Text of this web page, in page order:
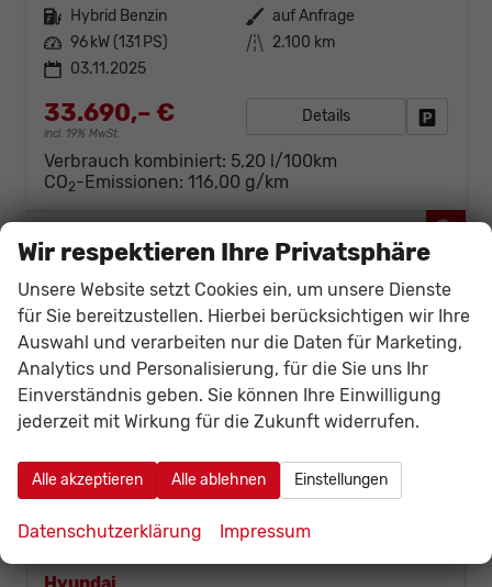
Kraftstoff Hybrid Benzin Außenfarbe auf Anfrage
Leistung 96 kW (131 PS) Kilometerstand 2.100 km
03.11.2025
33.690,– €
incl. 19% MwSt.
Details
Verbrauch kombiniert: 5,20 l/100km
CO2-Emissionen: 116,00 g/km
Fahrzeugnr.
Audi
Citroën
Cupra
Dacia
Fiat
Ford
Honda
Wir respektieren Ihre Privatsphäre
Unsere Website setzt Cookies ein, um unsere Dienste
für Sie bereitzustellen. Hierbei berücksichtigen wir Ihre
Auswahl und verarbeiten nur die Daten für Marketing,
Analytics und Personalisierung, für die Sie uns Ihr
Einverständnis geben. Sie können Ihre Einwilligung
jederzeit mit Wirkung für die Zukunft widerrufen.
Alle akzeptieren Alle ablehnen Einstellungen
Datenschutzerklärung Impressum